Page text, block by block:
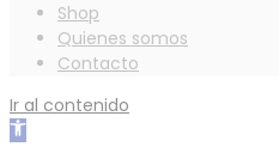
Shop
Quienes somos
Contacto
Ir al contenido
Abrir